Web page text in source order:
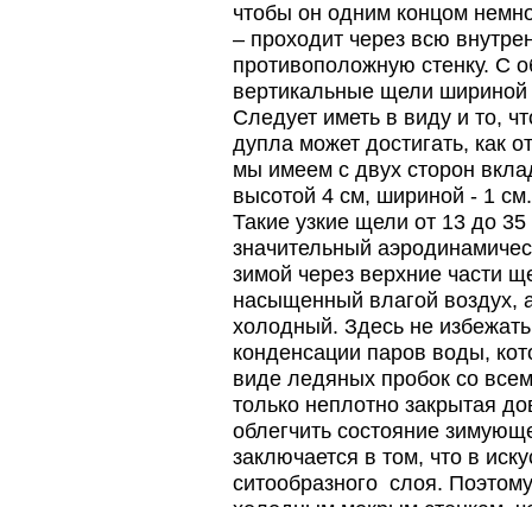
чтобы он одним концом
– проходит через всю
противоположную стенку. С
вертикальные щели
Следует иметь в виду и то,
дупла может достигать, как
мы имеем с двух сторон
высотой 4 см, шириной - 1 см.
Такие узкие щели от 13 до
значительный
зимой через верхние части
насыщенный влагой воздух,
холодный. Здесь не
конденсации паров воды,
виде ледяных пробок со
только неплотно закрытая
облегчить состояние
заключается в том, что в
ситообразного слоя.